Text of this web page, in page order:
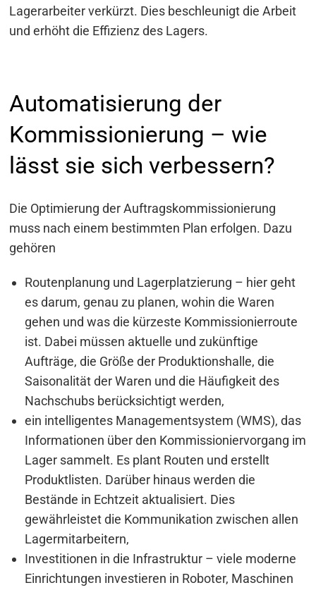
Lagerarbeiter verkürzt. Dies beschleunigt die Arbeit
und erhöht die Effizienz des Lagers.
Automatisierung der
Kommissionierung – wie
lässt sie sich verbessern?
Die Optimierung der Auftragskommissionierung
muss nach einem bestimmten Plan erfolgen. Dazu
gehören
Routenplanung und Lagerplatzierung – hier geht
es darum, genau zu planen, wohin die Waren
gehen und was die kürzeste Kommissionierroute
ist. Dabei müssen aktuelle und zukünftige
Aufträge, die Größe der Produktionshalle, die
Saisonalität der Waren und die Häufigkeit des
Nachschubs berücksichtigt werden,
ein intelligentes Managementsystem (WMS), das
Informationen über den Kommissioniervorgang im
Lager sammelt. Es plant Routen und erstellt
Produktlisten. Darüber hinaus werden die
Bestände in Echtzeit aktualisiert. Dies
gewährleistet die Kommunikation zwischen allen
Lagermitarbeitern,
Investitionen in die Infrastruktur – viele moderne
Einrichtungen investieren in Roboter, Maschinen